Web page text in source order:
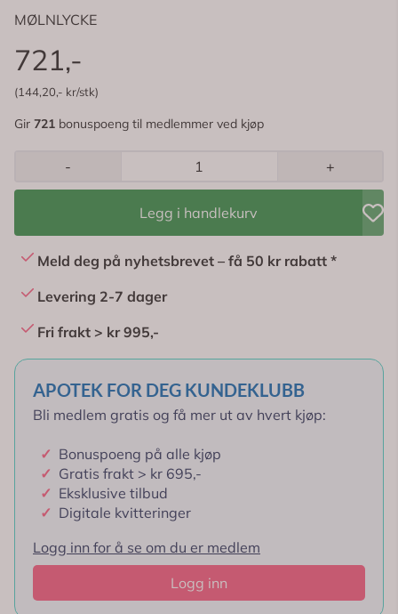
MØLNLYCKE
721,-
(144,20,- kr/stk)
Gir 721 bonuspoeng til medlemmer ved kjøp
- +
Legg i handlekurv
Meld deg på nyhetsbrevet – få 50 kr rabatt *
Levering 2-7 dager
Fri frakt > kr 995,-
APOTEK FOR DEG KUNDEKLUBB
Bli medlem gratis og få mer ut av hvert kjøp:
✓ Bonuspoeng på alle kjøp
✓ Gratis frakt > kr 695,-
✓ Eksklusive tilbud
✓ Digitale kvitteringer
Logg inn for å se om du er medlem
Logg inn